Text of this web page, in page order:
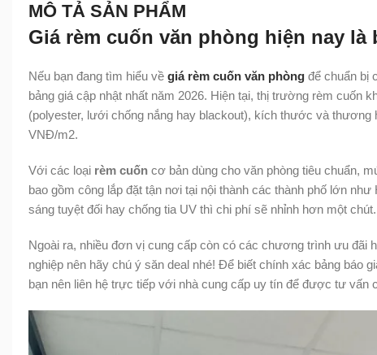
MÔ TẢ SẢN PHẨM
Giá rèm cuốn văn phòng hiện nay
Nếu bạn đang tìm hiểu về giá rèm cuốn văn phòng để chuẩn bị
bảng giá cập nhật nhất năm 2026. Hiện tại, thị trường rèm cuốn
(polyester, lưới chống nắng hay blackout), kích thước và thương
VNĐ/m2.
Với các loại rèm cuốn cơ bản dùng cho văn phòng tiêu chuẩn,
bao gồm công lắp đặt tận nơi tại nội thành các thành phố lớn
sáng tuyệt đối hay chống tia UV thì chi phí sẽ nhỉnh hơn một chút.
Ngoài ra, nhiều đơn vị cung cấp còn có các chương trình ưu đãi
nghiệp nên hãy chú ý săn deal nhé! Để biết chính xác bảng báo
bạn nên liên hệ trực tiếp với nhà cung cấp uy tín để được tư vấn